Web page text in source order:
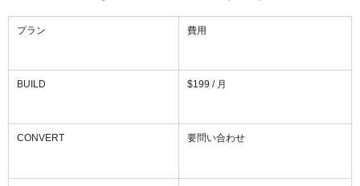
プラン 費用
BUILD $199 / 月
CONVERT 要問い合わせ